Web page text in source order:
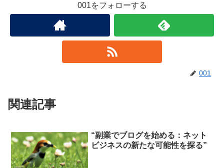
001をフォローする
001
関連記事
“副業でブログを始める：ネット
ビジネスの新たな可能性を探る”